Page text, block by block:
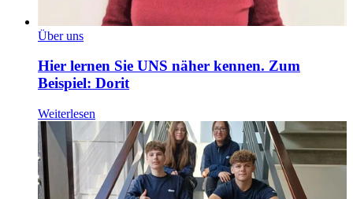
Über uns
Hier lernen Sie UNS näher kennen. Zum
Beispiel: Dorit
Weiterlesen